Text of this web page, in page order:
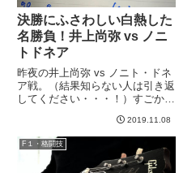
決勝にふさわしい白熱した
名勝負！井上尚弥 vs ノニ
トドネア
昨夜の井上尚弥 vs ノニト・ドネ
ア戦。（結果知らない人は引き返
してください・・・！）すごかっ
えええ！！！立ち上がりは井上が
いい。ドネアも結構当ててくるけ
どこの感じならやはり５〜６ラウ
ンドで井上のKOかな、、、...
2019.11.08
F１・格闘技